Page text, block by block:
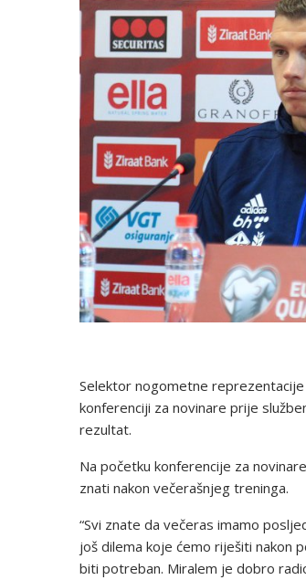
Selektor nogometne
konferenciji za novinare prije
rezultat.
Na početku konferencije za
znati nakon večerašnjeg treninga.
“Svi znate da večeras imamo
još dilema koje ćemo riješiti nakon
biti potreban. Miralem je dobro